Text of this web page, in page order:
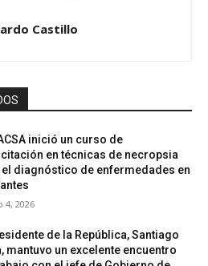
Castillo
inició un curso de
en técnicas de necropsia
el diagnóstico de enfermedades en
4, 2026
de la República, Santiago
mantuvo un excelente encuentro